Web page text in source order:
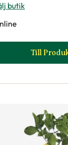
produktsida
butik
Till
till